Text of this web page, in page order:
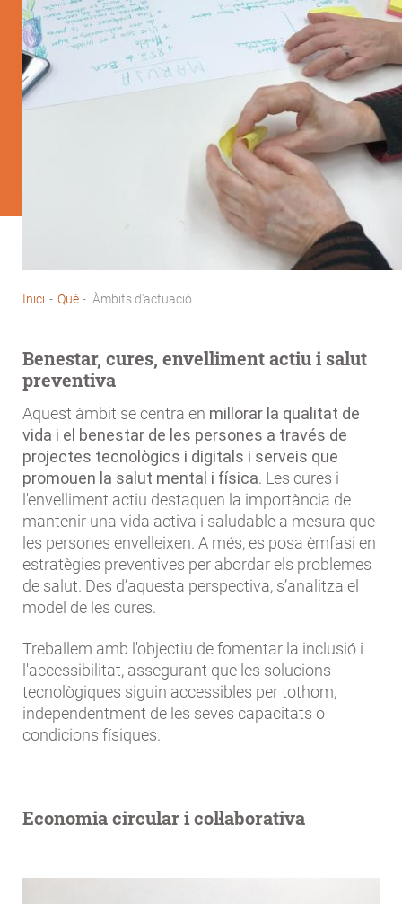
d'Ariadna
Inici - Què - Àmbits d'actuació
Benestar, cures, envelliment actiu i salut
preventiva
Aquest àmbit se centra en millorar la qualitat de
vida i el benestar de les persones a través de
projectes tecnològics i digitals i serveis que
promouen la salut mental i física. Les cures i
l'envelliment actiu destaquen la importància de
mantenir una vida activa i saludable a mesura que
les persones envelleixen. A més, es posa èmfasi en
estratègies preventives per abordar els problemes
de salut. Des d’aquesta perspectiva, s’analitza el
model de les cures.
Treballem amb l'objectiu de fomentar la inclusió i
l'accessibilitat, assegurant que les solucions
tecnològiques siguin accessibles per tothom,
independentment de les seves capacitats o
condicions físiques.
Economia circular i col·laborativa